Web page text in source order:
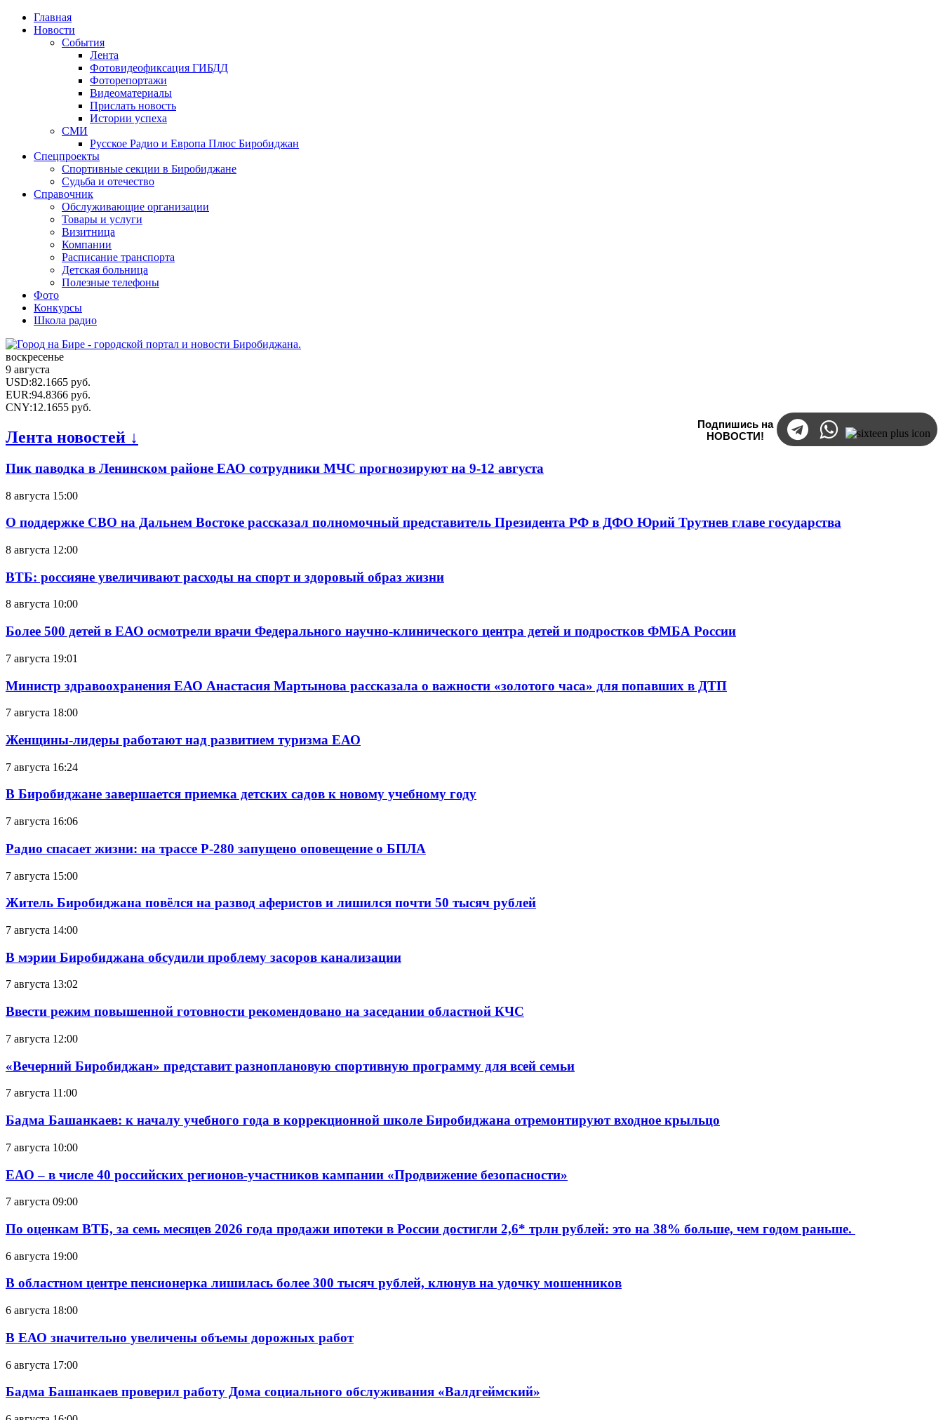
Главная
Новости
События
Лента
Фотовидеофиксация ГИБДД
Фоторепортажи
Видеоматериалы
Прислать новость
Истории успеха
СМИ
Русское Радио и Европа Плюс Биробиджан
Спецпроекты
Спортивные секции в Биробиджане
Судьба и отечество
Справочник
Обслуживающие организации
Товары и услуги
Визитница
Компании
Расписание транспорта
Детская больница
Полезные телефоны
Фото
Конкурсы
Школа радио
воскресенье
9 августа
USD:82.1665 руб.
EUR:94.8366 руб.
CNY:12.1655 руб.
Подпишись на
НОВОСТИ!
Лента новостей ↓
Пик паводка в Ленинском районе ЕАО сотрудники МЧС прогнозируют на 9-12 августа
8 августа 15:00
О поддержке СВО на Дальнем Востоке рассказал полномочный представитель Президента РФ в ДФО Юрий Трутнев главе государства
8 августа 12:00
ВТБ: россияне увеличивают расходы на спорт и здоровый образ жизни
8 августа 10:00
Более 500 детей в ЕАО осмотрели врачи Федерального научно-клинического центра детей и подростков ФМБА России
7 августа 19:01
Министр здравоохранения ЕАО Анастасия Мартынова рассказала о важности «золотого часа» для попавших в ДТП
7 августа 18:00
Женщины-лидеры работают над развитием туризма ЕАО
7 августа 16:24
В Биробиджане завершается приемка детских садов к новому учебному году
7 августа 16:06
Радио спасает жизни: на трассе Р-280 запущено оповещение о БПЛА
7 августа 15:00
Житель Биробиджана повёлся на развод аферистов и лишился почти 50 тысяч рублей
7 августа 14:00
В мэрии Биробиджана обсудили проблему засоров канализации
7 августа 13:02
Ввести режим повышенной готовности рекомендовано на заседании областной КЧС
7 августа 12:00
«Вечерний Биробиджан» представит разноплановую спортивную программу для всей семьи
7 августа 11:00
Бадма Башанкаев: к началу учебного года в коррекционной школе Биробиджана отремонтируют входное крыльцо
7 августа 10:00
ЕАО – в числе 40 российских регионов-участников кампании «Продвижение безопасности»
7 августа 09:00
По оценкам ВТБ, за семь месяцев 2026 года продажи ипотеки в России достигли 2,6* трлн рублей: это на 38% больше, чем годом раньше.
6 августа 19:00
В областном центре пенсионерка лишилась более 300 тысяч рублей, клюнув на удочку мошенников
6 августа 18:00
В ЕАО значительно увеличены объемы дорожных работ
6 августа 17:00
Бадма Башанкаев проверил работу Дома социального обслуживания «Валдгеймский»